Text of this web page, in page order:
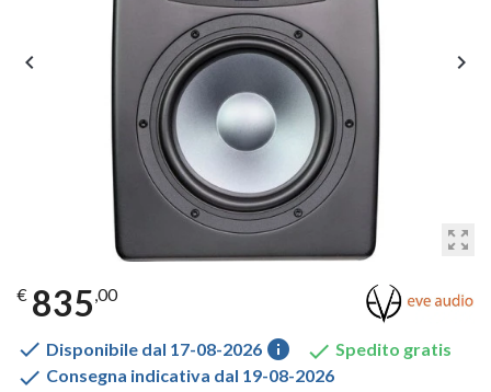
zoom_out_map
 
€ 835,00
 Disponibile dal 17-08-2026 info  Spedito gratis
 Consegna indicativa dal 19-08-2026